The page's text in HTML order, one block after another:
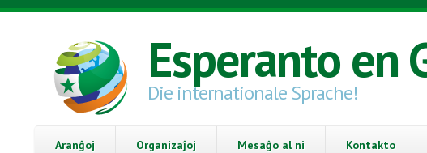
Skip to main content
Esperanto en
Die internationale Sprache!
Aranĝoj Organizaĵoj Mesaĝo al ni Kontakto